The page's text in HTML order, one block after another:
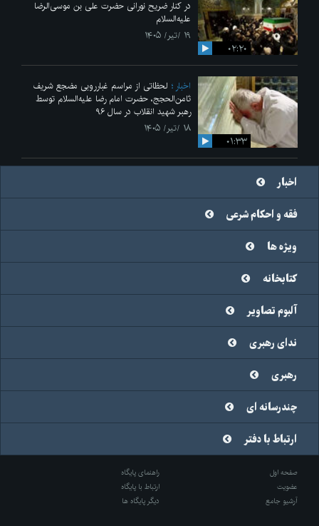
۰۲:۲۰
در کنار ضریح نورانی حضرت علی‌ بن موسی‌الرضا
علیه‌السلام
۱۹ /تیر/ ۱۴۰۵
۰۱:۳۳
اخبار
لحظاتی از مراسم غبارروبی مضجع شریف
ثامن‌الحجج، حضرت امام رضا علیه‌السلام توسط
رهبر شهید انقلاب در سال ۹۶
۱۸ /تیر/ ۱۴۰۵
اخبار
فقه و احکام شرعی
ویژه ها
کتابخانه
آلبوم تصاویر
ندای رهبری
رهبری
چندرسانه ای
ارتباط با دفتر
صفحه اول
راهنمای پایگاه
عضویت
ارتباط با پایگاه
آرشیو جامع
دیگر پایگاه ها